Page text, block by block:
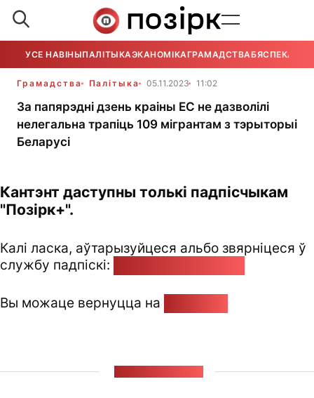
УСЕ НАВІНЫПАЛІТЫКАЭКАНОМІКАГРАМАДСТВАБЯСПЕКА
Грамадства Палітыка 05.11.2023 11:02
За папярэдні дзень краіны ЕС не дазволілі
нелегальна трапіць 109 мігрантам з тэрыторыі
Беларусі
Кантэнт даступны толькі падпісчыкам
"Позірк+".
Калі ласка, аўтарызуйцеся альбо звярніцеся ў
службу падпіскі:
Вы можаце вернуцца на